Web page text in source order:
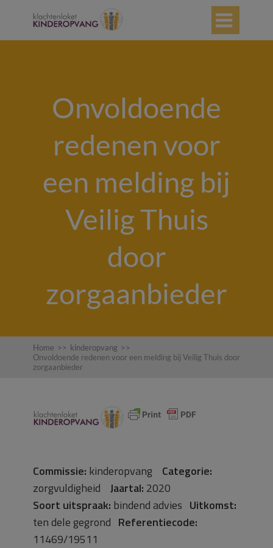

Onvoldoende
redenen voor
een melding bij
Veilig Thuis
door
zorgaanbieder
Home >> kinderopvang >>
Onvoldoende redenen voor een melding bij Veilig Thuis door
zorgaanbieder
Commissie: kinderopvang Categorie:
zorgvuldigheid Jaartal: 2020
Soort uitspraak: bindend advies Uitkomst:
ten dele gegrond Referentiecode:
11469/19511